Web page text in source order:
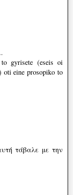
gyrisete (eseis oi
oti eine prosopiko to
τάβαλε με την